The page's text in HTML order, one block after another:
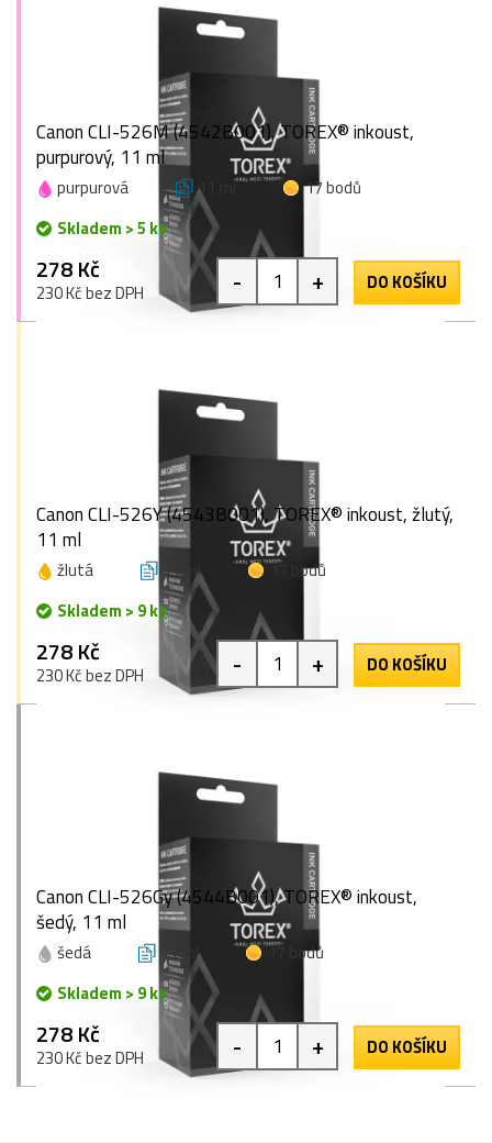
Canon CLI-526M (4542B001), TOREX® inkoust,
purpurový, 11 ml
purpurová 11 ml
17 bodů
Skladem > 5 ks
278 Kč
230 Kč bez DPH - + DO KOŠÍKU
Canon CLI-526Y (4543B001), TOREX® inkoust, žlutý,
11 ml
žlutá 11 ml
17 bodů
Skladem > 9 ks
278 Kč
230 Kč bez DPH - + DO KOŠÍKU
Canon CLI-526Gy (4544B001), TOREX® inkoust,
šedý, 11 ml
šedá 11 ml
17 bodů
Skladem > 9 ks
278 Kč
230 Kč bez DPH - + DO KOŠÍKU